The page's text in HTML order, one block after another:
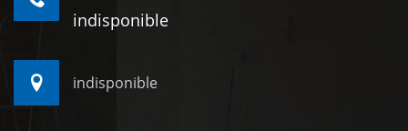
indisponible
indisponible